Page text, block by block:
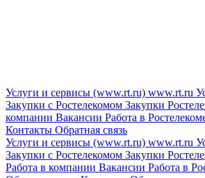
Услуги и сервисы (www.rt.ru) www.rt.ru
Закупки с Ростелекомом Закупки
компании Вакансии Работа в
Контакты Обратная связь
Услуги и сервисы (www.rt.ru) www.rt.ru
Закупки с Ростелекомом Закупки
Работа в компании Вакансии Работа в